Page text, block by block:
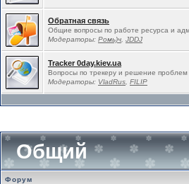
Обратная связь
Общие вопросы по работе ресурса и
Модераторы: Ромь)ч JDDJ
Tracker 0day.kiev.ua
Вопросы по трекеру и решение проблем
Модераторы: VladRus FILIP
Общий
Форум